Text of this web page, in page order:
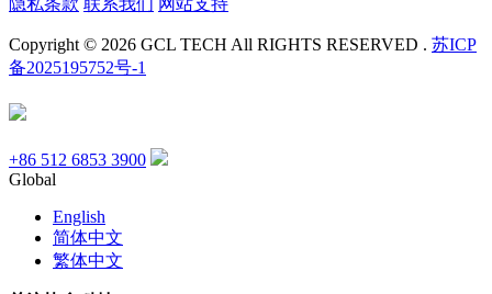
Copyright © 2026 GCL TECH All RIGHTS RESERVED . 苏ICP
备2025195752号-1
+86 512 6853 3900
Global
English
简体中文
繁体中文